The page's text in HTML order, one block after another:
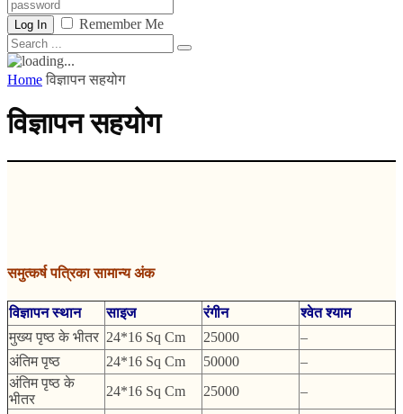
Log In Remember Me
Home विज्ञापन सहयोग
विज्ञापन सहयोग
समुत्कर्ष पत्रिका सामान्य अंक
विज्ञापन स्थान साइज रंगीन
श्वेत श्याम
मुख्य पृष्ठ के भीतर 24*16 Sq Cm 25000
–
अंतिम पृष्ठ
24*16 Sq Cm 50000
–
अंतिम पृष्ठ के
भीतर
24*16 Sq Cm 25000
–